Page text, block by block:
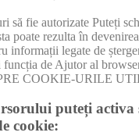
să fie autorizate Puteți
poate rezulta în
informații legate de
funcția de Ajutor al
COOKIE-URILE
puteți activa
cookie: